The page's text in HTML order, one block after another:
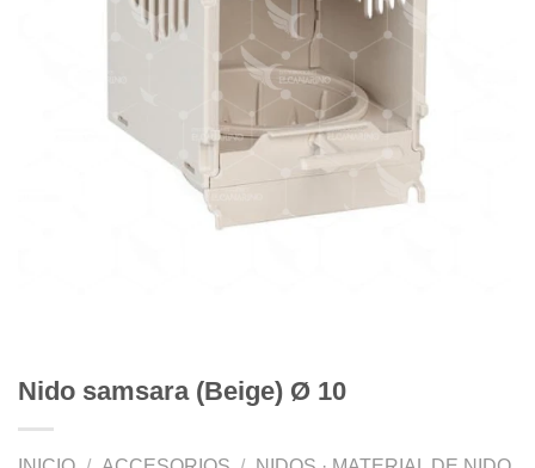
Nido samsara (Beige) Ø 10